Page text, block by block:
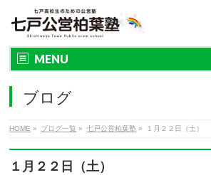
MENU
ブログ
HOME » ブログ一覧 » 七戸公営柏葉塾 » １月２２日（土）
１月２２日（土）